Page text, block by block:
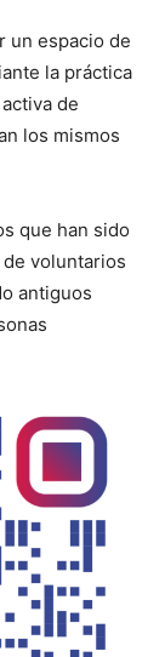
un espacio de
la práctica
de
los mismos
que han sido
voluntarios
antiguos